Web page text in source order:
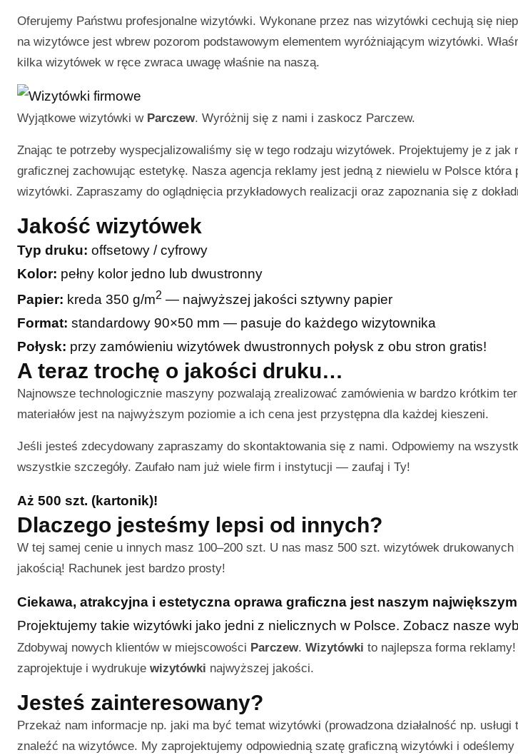
Oferujemy Państwu profesjonalne wizytówki. Wykonane przez nas wizytówki cechują się
na wizytówce jest wbrew pozorom podstawowym elementem wyróżniającym wizytówki.
kilka wizytówek w ręce zwraca uwagę właśnie na naszą.
Wyjątkowe wizytówki w Parczew. Wyróżnij się z nami i zaskocz Parczew.
Znając te potrzeby wyspecjalizowaliśmy się w tego rodzaju wizytówek. Projektujemy je z
graficznej zachowując estetykę. Nasza agencja reklamy jest jedną z niewielu w Polsce
wizytówki. Zapraszamy do oglądnięcia przykładowych realizacji oraz zapoznania się z
Jakość wizytówek
Typ druku: offsetowy / cyfrowy
Kolor: pełny kolor jedno lub dwustronny
Papier: kreda 350 g/m2 — najwyższej jakości sztywny papier
Format: standardowy 90×50 mm — pasuje do każdego wizytownika
Połysk: przy zamówieniu wizytówek dwustronnych połysk z obu stron gratis!
A teraz trochę o jakości druku…
Najnowsze technologicznie maszyny pozwalają zrealizować zamówienia w bardzo krótkim
materiałów jest na najwyższym poziomie a ich cena jest przystępna dla każdej kieszeni.
Jeśli jesteś zdecydowany zapraszamy do skontaktowania się z nami. Odpowiemy na
wszystkie szczegóły. Zaufało nam już wiele firm i instytucji — zaufaj i Ty!
Aż 500 szt. (kartonik)!
Dlaczego jesteśmy lepsi od innych?
W tej samej cenie u innych masz 100–200 szt. U nas masz 500 szt. wizytówek
jakością! Rachunek jest bardzo prosty!
Ciekawa, atrakcyjna i estetyczna oprawa graficzna jest naszym
Projektujemy takie wizytówki jako jedni z nielicznych w Polsce. Zobacz nasze
Zdobywaj nowych klientów w miejscowości Parczew. Wizytówki to najlepsza forma
zaprojektuje i wydrukuje wizytówki najwyższej jakości.
Jesteś zainteresowany?
Przekaż nam informacje np. jaki ma być temat wizytówki (prowadzona działalność np.
znaleźć na wizytówce. My zaprojektujemy odpowiednią szatę graficzną wizytówki i